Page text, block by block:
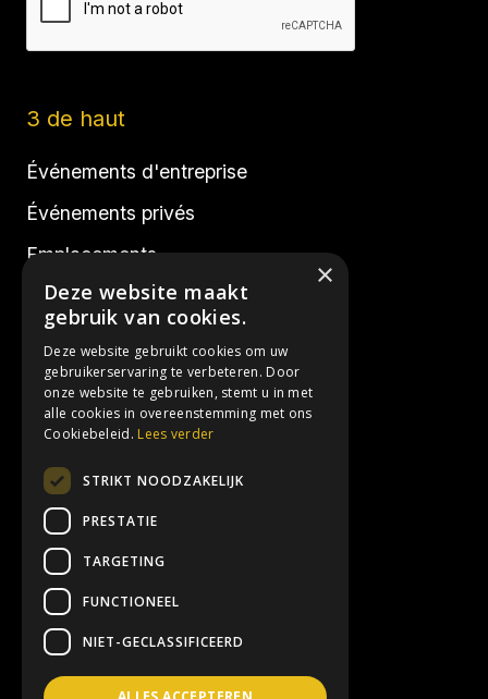
3 de haut
Événements d'entreprise
Événements privés
Emplacements
Réalisations
Réseaux sociaux
Instagram
LinkedIn
Contact
info@3hoog.be
×
Deze website maakt
gebruik van cookies.
Deze website gebruikt cookies om uw
gebruikerservaring te verbeteren. Door
onze website te gebruiken, stemt u in met
alle cookies in overeenstemming met ons
Cookiebeleid. Lees verder
STRIKT NOODZAKELIJK
PRESTATIE
TARGETING
FUNCTIONEEL
NIET-GECLASSIFICEERD